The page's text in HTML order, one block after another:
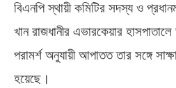
বিএনপি স্থায়ী কমিটির সদস্য ও
খান রাজধানীর এভারকেয়ার
পরামর্শ অনুযায়ী আপাতত তার সঙ্গে
হয়েছে।